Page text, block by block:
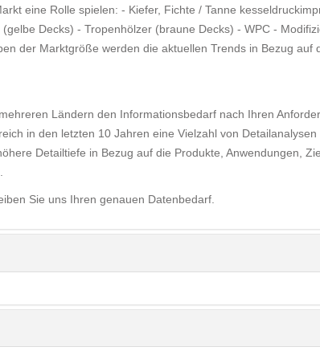
eine Rolle spielen: - Kiefer, Fichte / Tanne
Decks) - Tropenhölzer (braune Decks) - WPC -
der Marktgröße werden die aktuellen Trends in Bezug auf
Ländern den Informationsbedarf nach Ihren
in den letzten 10 Jahren eine Vielzahl von
Detailtiefe in Bezug auf die Produkte, Anwendungen,
Sie uns Ihren genauen Datenbedarf.